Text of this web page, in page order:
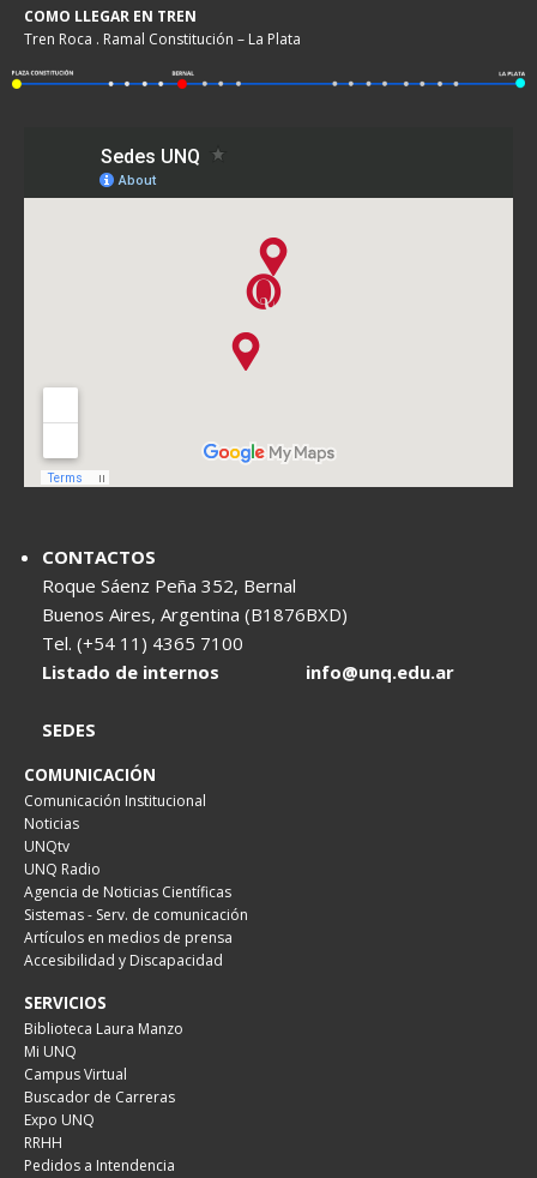
COMO LLEGAR EN TREN
Tren Roca . Ramal Constitución – La Plata
CONTACTOS
Roque Sáenz Peña 352, Bernal
Buenos Aires, Argentina (B1876BXD)
Tel. (+54 11) 4365 7100
Listado de internos
info@unq.edu.ar
SEDES
COMUNICACIÓN
Comunicación Institucional
Noticias
UNQtv
UNQ Radio
Agencia de Noticias Científicas
Sistemas - Serv. de comunicación
Artículos en medios de prensa
Accesibilidad y Discapacidad
SERVICIOS
Biblioteca Laura Manzo
Mi UNQ
Campus Virtual
Buscador de Carreras
Expo UNQ
RRHH
Pedidos a Intendencia